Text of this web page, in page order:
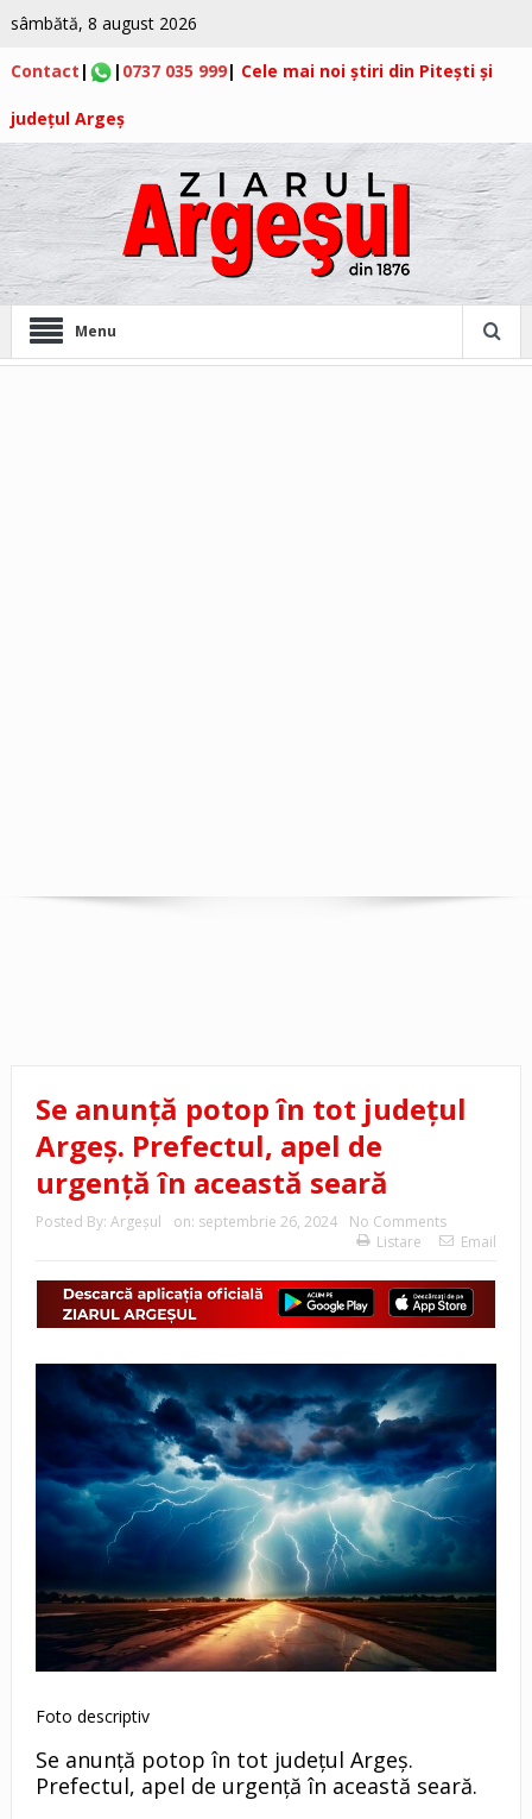
sâmbătă, 8 august 2026
Contact | | 0737 035 999| Cele mai noi știri din Pitești și
județul Argeș
Menu
Se anunță potop în tot județul
Argeș. Prefectul, apel de
urgență în această seară
Posted By: Argeşul on: septembrie 26, 2024
No Comments
Listare
Email
Foto descriptiv
Se anunță potop în tot județul Argeș.
Prefectul, apel de urgență în această seară.